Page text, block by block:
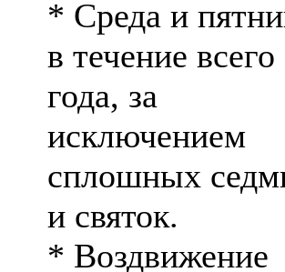
* Среда и
в течение всего
года, за
исключением
сплошных
и святок.
* Воздвижение